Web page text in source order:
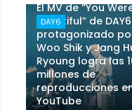
DAY6
El MV de “You
Beautiful” de DAY6
protagonizado
Woo Shik y Jang
Ryoung logra las
millones de
reproducciones
YouTube